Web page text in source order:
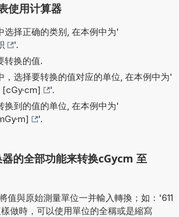
使用计算器
选择正确的类别, 在本例中为'
'.
转换的值.
，选择要转换的值对应的单位, 在本例中为'
'.
换到的值的单位, 在本例中为'
'.
的全部功能来转换cGycm 至
值與原始測量單位一并輸入轉換；如：'611
做時，可以使用單位的全稱或是縮寫